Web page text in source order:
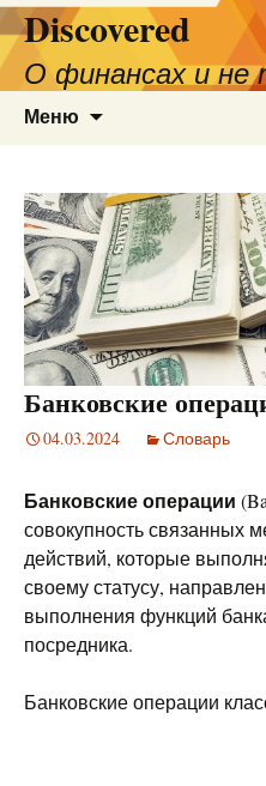
Discovered
О финансах и не
Меню
Банковские
04.03.2024 Словарь
Банковские операции
совокупность связанных
действий, которые
своему статусу,
выполнения функций
посредника.
Банковские операции